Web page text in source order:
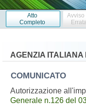
Atto
Completo
Avviso
AGENZIA ITALIANA
COMUNICATO
Autorizzazione
Generale n.126 del